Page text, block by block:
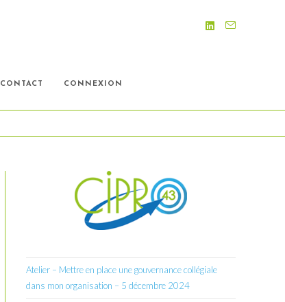
CONTACT CONNEXION
Atelier – Mettre en place une gouvernance collégiale
dans mon organisation – 5 décembre 2024